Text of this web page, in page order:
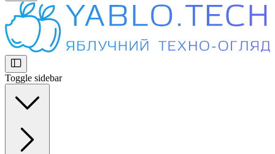
Toggle sidebar